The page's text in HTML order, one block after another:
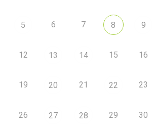
5 6 7 8 9
12 13 14 15 16
19 20 21 22 23
26 27 28 29 30